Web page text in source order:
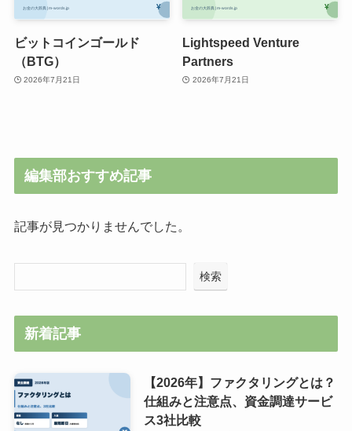
ビットコインゴールド
（BTG）
2026年7月21日
Lightspeed Venture
Partners
2026年7月21日
編集部おすすめ記事
記事が見つかりませんでした。
検索
新着記事
【2026年】ファクタリングとは？
仕組みと注意点、資金調達サービ
ス3社比較